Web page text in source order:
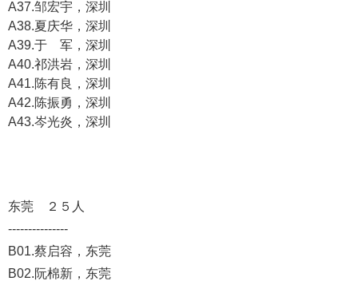
A37.邹宏宇，深圳
A38.夏庆华，深圳
A39.于 军，深圳
A40.祁洪岩，深圳
A41.陈有良，深圳
A42.陈振勇，深圳
A43.岑光炎，深圳
东莞 ２５人
---------------
B01.蔡启容，东莞
B02.阮棉新，东莞